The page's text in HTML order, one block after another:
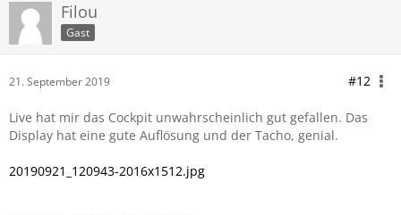
Filou
Gast
21. September 2019 #12
Live hat mir das Cockpit unwahrscheinlich gut gefallen. Das
Display hat eine gute Auflösung und der Tacho, genial.
20190921_120943-2016x1512.jpg